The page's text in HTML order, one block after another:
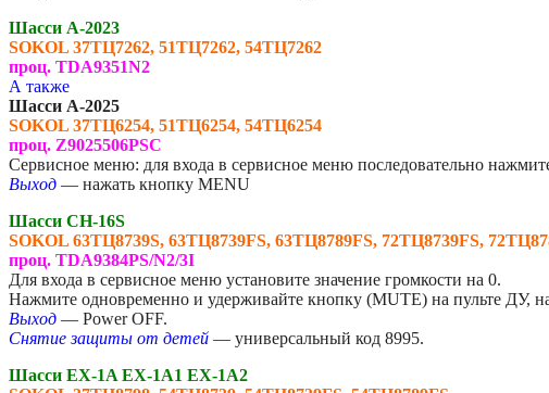
Шасси A-2023
SOKOL 37ТЦ7262, 51ТЦ7262, 54ТЦ7262
проц. TDA9351N2
А также
Шасси A-2025
SOKOL 37ТЦ6254, 51ТЦ6254, 54ТЦ6254
проц. Z9025506PSC
Сервисное меню: для входа в сервисное меню последовательно
Выход — нажать кнопку MENU
Шасси CH-16S
SOKOL 63ТЦ8739S, 63ТЦ8739FS, 63ТЦ8789FS, 72ТЦ8739FS,
проц. TDA9384PS/N2/3I
Для входа в сервисное меню установите значение громкости на 0.
Нажмите одновременно и удерживайте кнопку (MUTE) на пульте ДУ,
Выход — Power OFF.
Снятие защиты от детей — универсальный код 8995.
Шасси EX-1A EX-1A1 EX-1A2